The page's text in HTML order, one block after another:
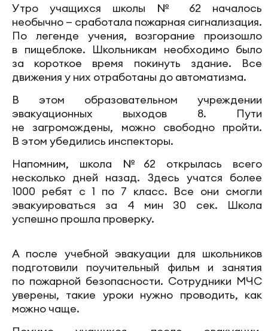
Утро учащихся школы № 62 началось
необычно — сработала пожарная сигнализация.
По легенде учения, возгорание произошло
в пищеблоке. Школьникам необходимо было
за короткое время покинуть здание. Все
движения у них отработаны до автоматизма.
В этом образовательном учреждении
эвакуационных выходов 8. Пути
не загромождены, можно свободно пройти.
В этом убедились инспекторы.
Напомним, школа №62 открылась всего
несколько дней назад. Здесь учатся более
1000 ребят с 1 по 7 класс. Все они смогли
эвакуироваться за 4 мин 30 сек. Школа
успешно прошла проверку.
А после учебной эвакуации для школьников
подготовили поучительный фильм и занятия
по пожарной безопасности. Сотрудники МЧС
уверены, такие уроки нужно проводить, как
можно чаще.